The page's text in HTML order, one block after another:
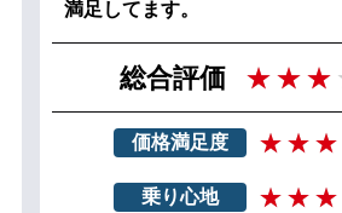
満足してます。
総合評価
価格満足度
乗り心地